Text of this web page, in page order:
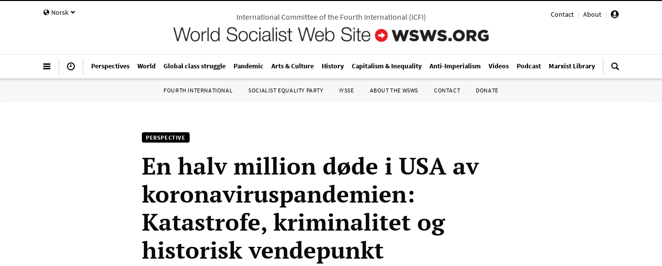
Norsk Contact | About |
International Committee of the Fourth International(ICFI)
Perspectives World Global class struggle Pandemic Arts & Culture History Capitalism & Inequality Anti-Imperialism Videos Podcast Marxist Library
FOURTH INTERNATIONAL SOCIALIST EQUALITY PARTY IYSSE ABOUT THE WSWS CONTACT DONATE
PERSPECTIVE
En halv million døde i USA av
koronaviruspandemien:
Katastrofe, kriminalitet og
historisk vendepunkt